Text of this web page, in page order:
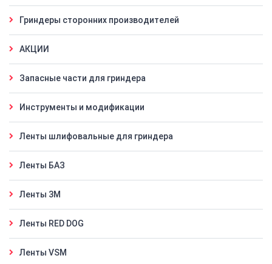
Гриндеры сторонних производителей
АКЦИИ
Запасные части для гриндера
Инструменты и модификации
Ленты шлифовальные для гриндера
Ленты БАЗ
Ленты 3M
Ленты RED DOG
Ленты VSM